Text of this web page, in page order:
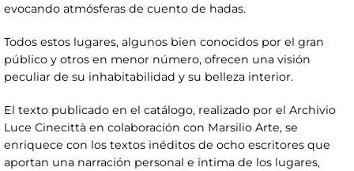
evocando atmósferas de cuento de hadas.
Todos estos lugares, algunos bien conocidos por el gran
público y otros en menor número, ofrecen una visión
peculiar de su inhabitabilidad y su belleza interior.
El texto publicado en el catálogo, realizado por el Archivio
Luce Cinecittà en colaboración con Marsilio Arte, se
enriquece con los textos inéditos de ocho escritores que
aportan una narración personal e íntima de los lugares,